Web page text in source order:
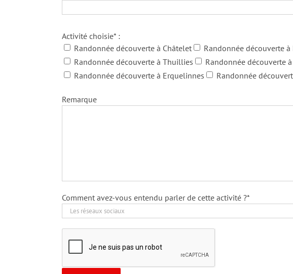
Activité choisie* :
Randonnée découverte à Châtelet
Randonnée découverte à
Randonnée découverte à Thuillies
Randonnée découverte
Randonnée découverte à Erquelinnes
Randonnée
Remarque
Comment avez-vous entendu parler de cette activité ?*